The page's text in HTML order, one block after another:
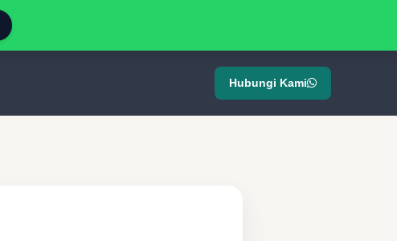
Hubungi Kami